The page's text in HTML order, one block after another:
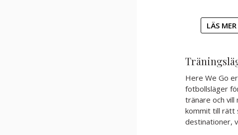
LÄS
Here We Go
fotbollsläger
tränare och vill
kommit till rätt
destinationer,